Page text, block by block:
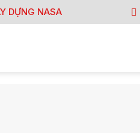
DỰNG NASA